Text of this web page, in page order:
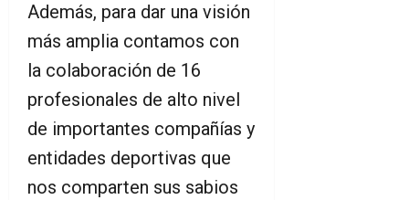
Además, para dar una visión
más amplia contamos con
la colaboración de 16
profesionales de alto nivel
de importantes compañías y
entidades deportivas que
nos comparten sus sabios